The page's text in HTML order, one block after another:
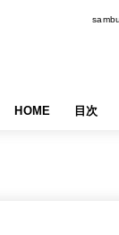
HOME 目次